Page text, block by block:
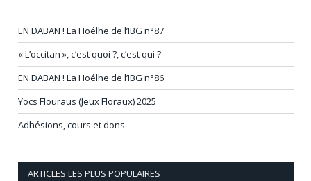
EN DABAN ! La Hoélhe de l’IBG n°87
« L’occitan », c’est quoi ?, c’est qui ?
EN DABAN ! La Hoélhe de l’IBG n°86
Yocs Flouraus (Jeux Floraux) 2025
Adhésions, cours et dons
ARTICLES LES PLUS POPULAIRES